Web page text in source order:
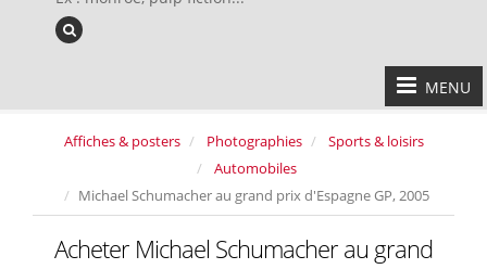
MENU
Affiches & posters Photographies
Sports & loisirs
Automobiles
Michael Schumacher au grand prix d'Espagne GP, 2005
Acheter Michael Schumacher au grand